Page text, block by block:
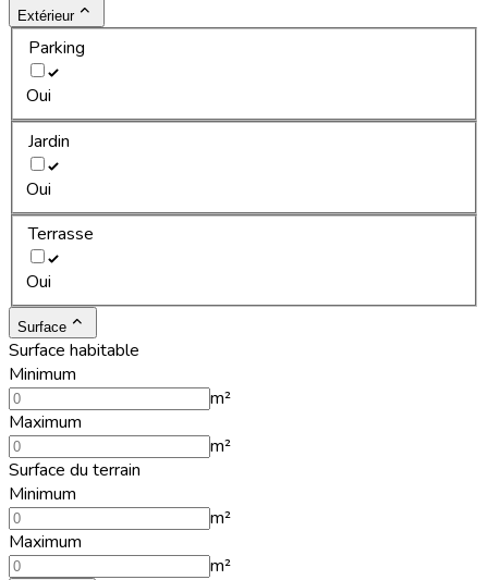
Extérieur
Parking
Oui
Jardin
Oui
Terrasse
Oui
Surface
Surface habitable
Minimum
m²
Maximum
m²
Surface du terrain
Minimum
m²
Maximum
m²